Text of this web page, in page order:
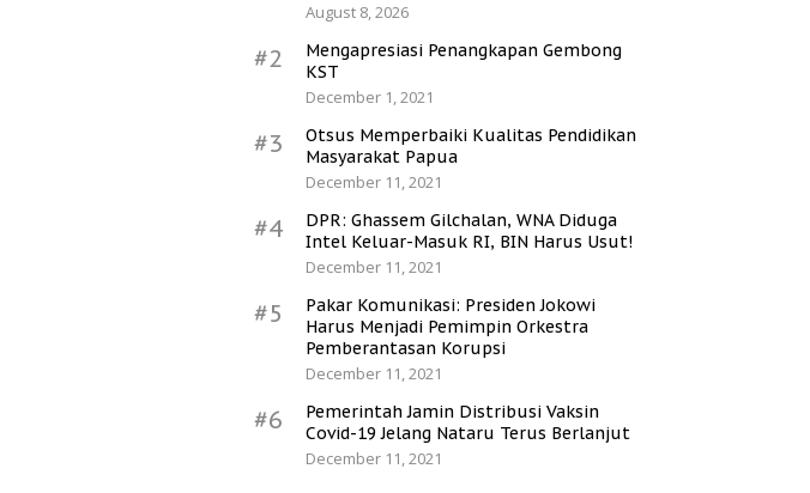
August 8, 2026
#2
Mengapresiasi Penangkapan Gembong
KST
December 1, 2021
#3
Otsus Memperbaiki Kualitas Pendidikan
Masyarakat Papua
December 11, 2021
#4
DPR: Ghassem Gilchalan, WNA Diduga
Intel Keluar-Masuk RI, BIN Harus Usut!
December 11, 2021
#5
Pakar Komunikasi: Presiden Jokowi
Harus Menjadi Pemimpin Orkestra
Pemberantasan Korupsi
December 11, 2021
#6
Pemerintah Jamin Distribusi Vaksin
Covid-19 Jelang Nataru Terus Berlanjut
December 11, 2021